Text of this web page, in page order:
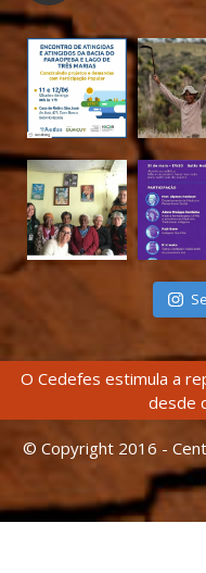
O Cedefes estimula a
desde
© Copyright 2016 -